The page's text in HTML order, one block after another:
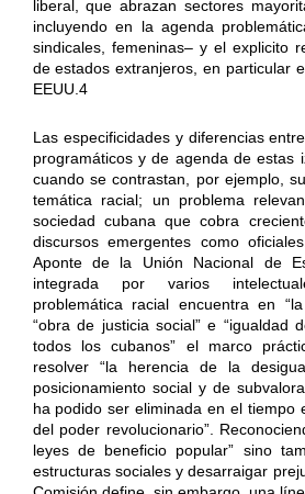
liberal, que abrazan sectores
incluyendo en la agenda
sindicales, femeninas– y el explicito
de estados extranjeros, en particular
EEUU.4
Las especificidades y diferencias
programáticos y de agenda de estas
cuando se contrastan, por ejemplo,
temática racial; un problema
sociedad cubana que cobra
discursos emergentes como
Aponte de la Unión Nacional de
integrada por varios
problemática racial encuentra en
“obra de justicia social” e “igualdad
todos los cubanos” el marco
resolver “la herencia de la
posicionamiento social y de
ha podido ser eliminada en el tiempo
del poder revolucionario”.
leyes de beneficio popular” sino
estructuras sociales y desarraigar